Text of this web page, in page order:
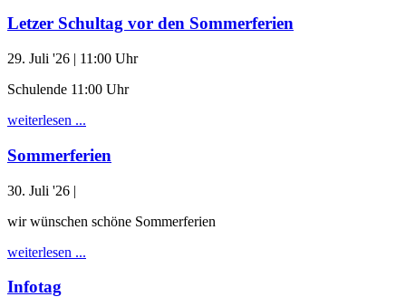
Letzer Schultag vor den Sommerferien
29. Juli '26 | 11:00 Uhr
Schulende 11:00 Uhr
weiterlesen ...
Sommerferien
30. Juli '26 |
wir wünschen schöne Sommerferien
weiterlesen ...
Infotag